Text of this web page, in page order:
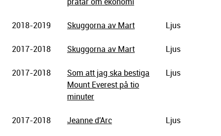
2018-2019 Skuggorna av Mart Ljus
2017-2018 Skuggorna av Mart Ljus
2017-2018
Som att jag ska bestiga
Mount Everest på tio
minuter
Ljus
2017-2018 Jeanne d'Arc Ljus